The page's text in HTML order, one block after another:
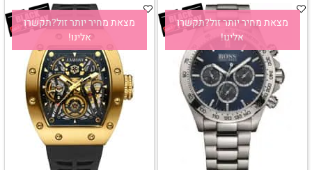
מצאת מחיר יותר זול?תקשרו
אלינו!
מצאת מחיר יותר זול?תקשרו
אלינו!